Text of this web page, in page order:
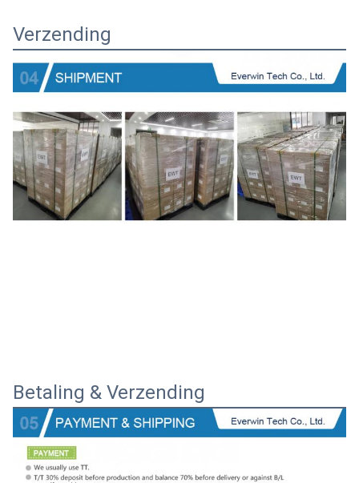
Verzending
Betaling & Verzending